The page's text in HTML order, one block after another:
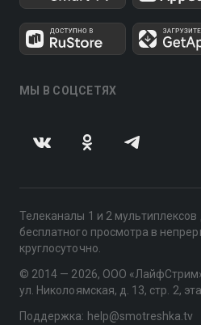
МЫ В СОЦСЕТЯХ
Телеканалы 1 и 2
бесплатного просмотра в
круглосуточно.
© 2014 — 2026, ООО
ул. Николоямская, д. 13, стр. 2,
Поддержка: help@smotreshka.tv